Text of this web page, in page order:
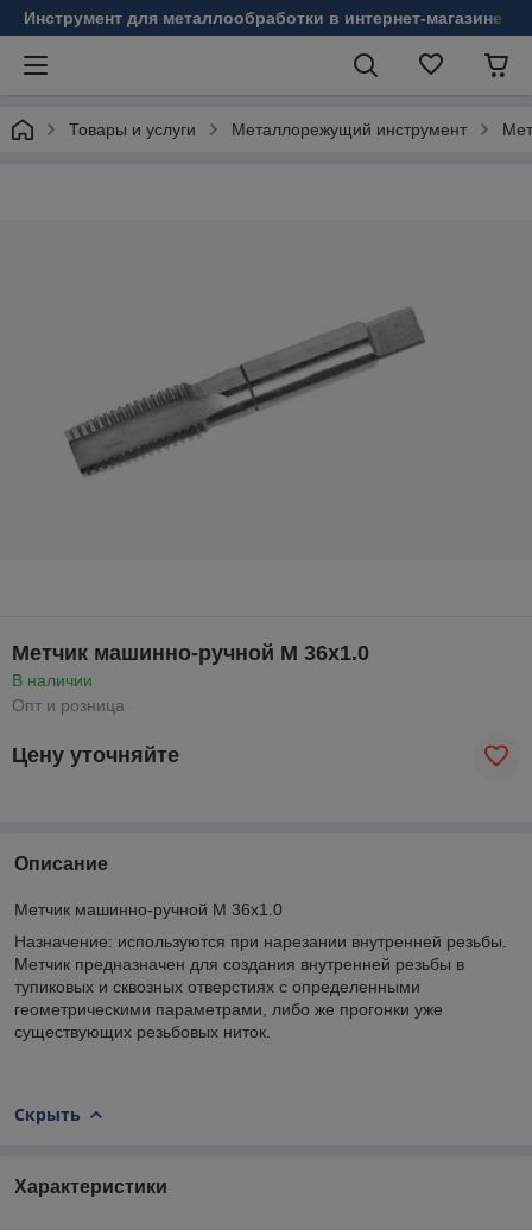
Инструмент для металлообработки в интернет-магазине
Товары и услуги Металлорежущий инструмент
Метчик машинно-ручной М 36х1.0
В наличии
Опт и розница
Цену уточняйте
Описание
Метчик машинно-ручной М 36х1.0
Назначение: используются при нарезании внутренней резьбы.
Метчик предназначен для создания внутренней резьбы в
тупиковых и сквозных отверстиях с определенными
геометрическими параметрами, либо же прогонки уже
существующих резьбовых ниток.
Скрыть
Характеристики